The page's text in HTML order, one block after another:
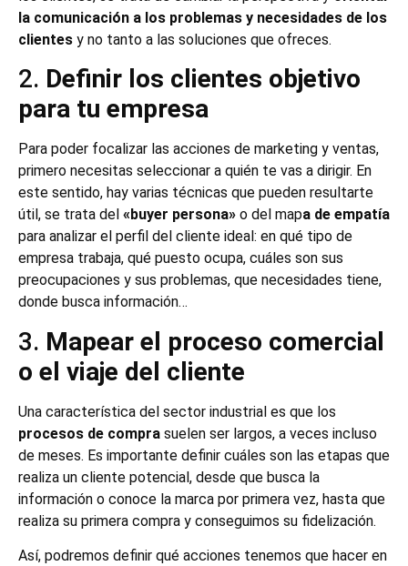
la comunicación a los problemas y necesidades de los
clientes y no tanto a las soluciones que ofreces.
2. Definir los clientes objetivo
para tu empresa
Para poder focalizar las acciones de marketing y ventas,
primero necesitas seleccionar a quién te vas a dirigir. En
este sentido, hay varias técnicas que pueden resultarte
útil, se trata del «buyer persona» o del mapa de empatía
para analizar el perfil del cliente ideal: en qué tipo de
empresa trabaja, qué puesto ocupa, cuáles son sus
preocupaciones y sus problemas, que necesidades tiene,
donde busca información…
3. Mapear el proceso comercial
o el viaje del cliente
Una característica del sector industrial es que los
procesos de compra suelen ser largos, a veces incluso
de meses. Es importante definir cuáles son las etapas que
realiza un cliente potencial, desde que busca la
información o conoce la marca por primera vez, hasta que
realiza su primera compra y conseguimos su fidelización.
Así, podremos definir qué acciones tenemos que hacer en